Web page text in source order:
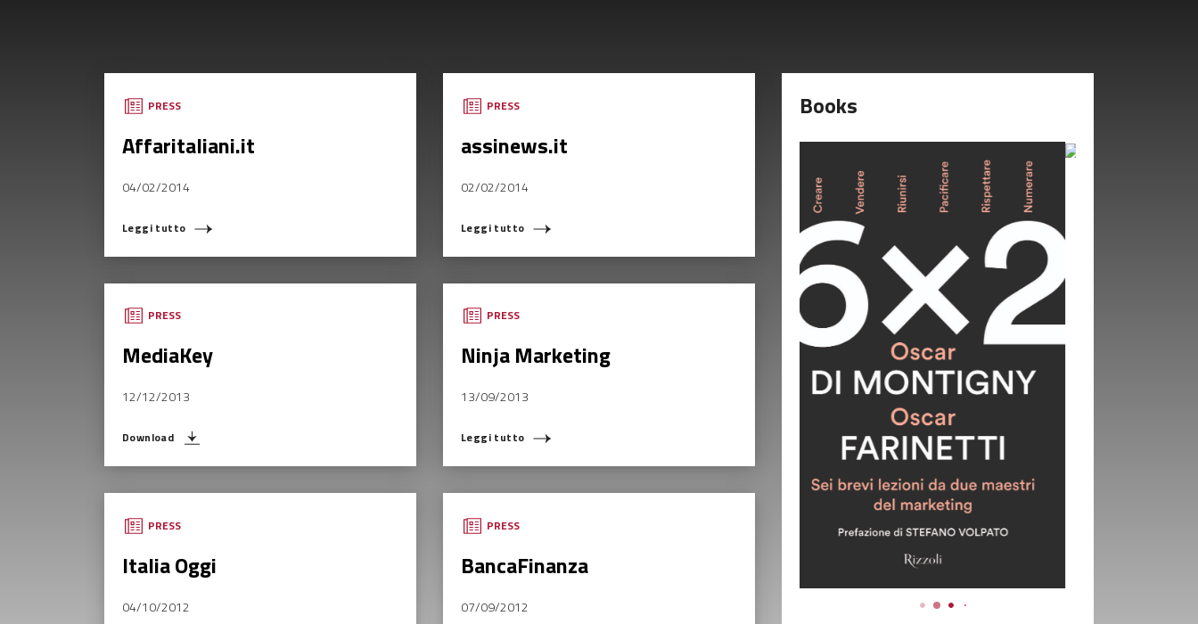
PRESS
Affaritaliani.it
04/02/2014
Leggi tutto
PRESS
assinews.it
02/02/2014
Leggi tutto
PRESS
MediaKey
12/12/2013
Download
PRESS
Ninja Marketing
13/09/2013
Leggi tutto
PRESS
Italia Oggi
04/10/2012
PRESS
BancaFinanza
07/09/2012
Books